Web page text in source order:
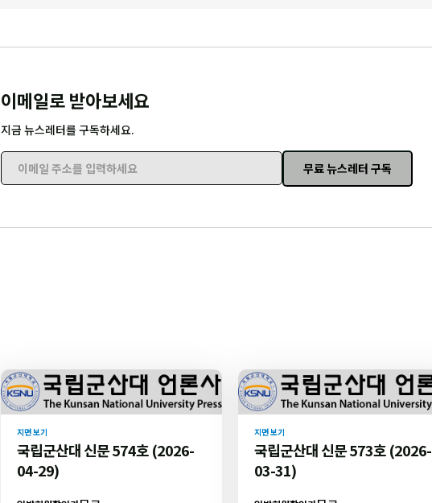
이메일로 받아보세요
지금 뉴스레터를 구독하세요.
이메일 주소를 입력하세요
무료 뉴스레터 구독
지면 보기
국립군산대 신문 574호 (2026-
04-29)
지면 보기
국립군산대 신문 573호 (2026-
03-31)